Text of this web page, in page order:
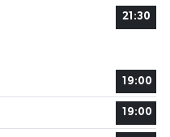
21:30
19:00
19:00